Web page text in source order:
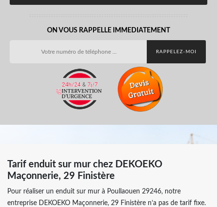
ON VOUS RAPPELLE IMMEDIATEMENT
Tarif enduit sur mur chez DEKOEKO
Maçonnerie, 29 Finistère
Pour réaliser un enduit sur mur à Poullaouen 29246, notre
entreprise DEKOEKO Maçonnerie, 29 Finistère n’a pas de tarif fixe.